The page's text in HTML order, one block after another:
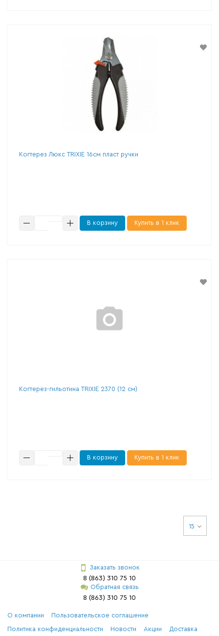
Когтерез Люкс TRIXIE 16см пласт ручки
В корзину Купить в 1 клик
Когтерез-гильотина TRIXIE 2370 (12 см)
В корзину Купить в 1 клик
15
Заказать звонок
8 (863) 310 75 10
Обратная связь
8 (863) 310 75 10
О компании Пользовательское соглашение
Политика конфиденциальности Новости Акции Доставка